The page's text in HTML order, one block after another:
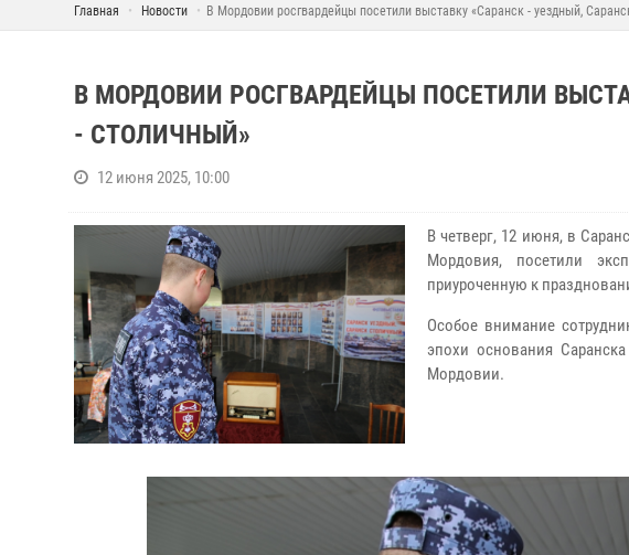
Главная Новости В Мордовии росгвардейцы посетили выставку «Саранск - уездный,
В МОРДОВИИ РОСГВАРДЕЙЦЫ ПОСЕТИЛИ
- СТОЛИЧНЫЙ»
12 июня 2025, 10:00
В четверг, 12 июня, в
Мордовия, посетили
приуроченную к
Особое внимание
эпохи основания
Мордовии.